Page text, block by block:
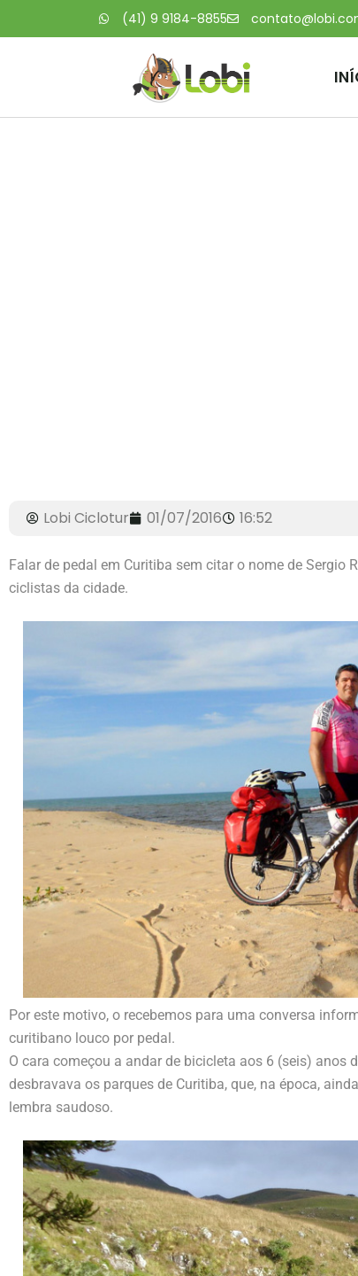
(41) 9 9184-8855
Lobi Ciclotur 01/07/2016 16:52
Falar de pedal em Curitiba sem citar o nome de Sergio
ciclistas da cidade.
Por este motivo, o recebemos para uma conversa
curitibano louco por pedal.
O cara começou a andar de bicicleta aos 6 (seis) anos
desbravava os parques de Curitiba, que, na época,
lembra saudoso.